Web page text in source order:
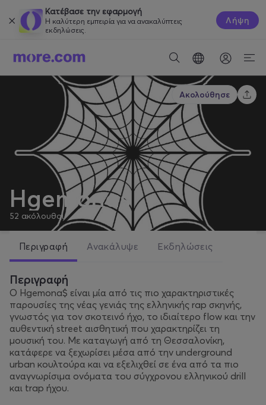
Κατέβασε την εφαρμογή
Η καλύτερη εμπειρία για να ανακαλύπτεις
εκδηλώσεις.
Λήψη
Hgemonas
52 ακόλουθοι
Ακολούθησε
Περιγραφή Ανακάλυψε Εκδηλώσεις
Περιγραφή
Ο Hgemona$ είναι μία από τις πιο χαρακτηριστικές
παρουσίες της νέας γενιάς της ελληνικής rap σκηνής,
γνωστός για τον σκοτεινό ήχο, το ιδιαίτερο flow και την
αυθεντική street αισθητική που χαρακτηρίζει τη
μουσική του. Με καταγωγή από τη Θεσσαλονίκη,
κατάφερε να ξεχωρίσει μέσα από την underground
urban κουλτούρα και να εξελιχθεί σε ένα από τα πιο
αναγνωρίσιμα ονόματα του σύγχρονου ελληνικού drill
και trap ήχου.